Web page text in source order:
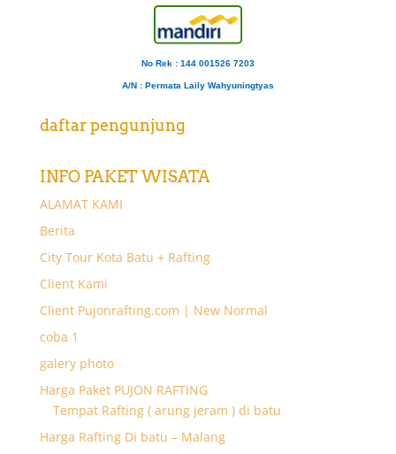
No Rek : 144 001526 7203
A/N : Permata Laily Wahyuningtyas
daftar pengunjung
INFO PAKET WISATA
ALAMAT KAMI
Berita
City Tour Kota Batu + Rafting
Client Kami
Client Pujonrafting.com | New Normal
coba 1
galery photo
Harga Paket PUJON RAFTING
Tempat Rafting ( arung jeram ) di batu
Harga Rafting Di batu – Malang